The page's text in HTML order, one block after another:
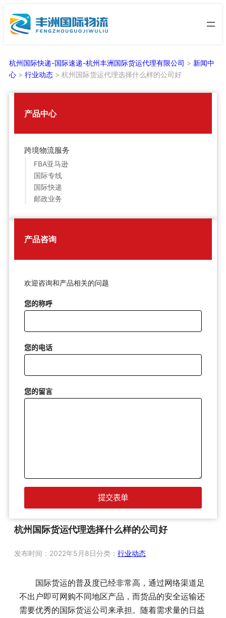
至
杭州国际快递-国际速递-杭州丰洲国际货运代理有限公司 > 新闻中
心 > 行业动态 > 杭州国际货运代理选择什么样的公司好
产品中心
跨境物流服务
FBA亚马逊
国际专线
国际快递
邮政业务
产品咨询
欢迎咨询和产品相关的问题
您的称呼
您的电话
您的留言
杭州国际货运代理选择什么样的公司好
发布时间： 2022年5月8日分类： 行业动态
国际货运的普及度已经非常高，通过网络渠道足
不出户即可网购不同地区产品，而货品的安全运输还
需要优秀的国际货运公司来承担。随着需求量的日益